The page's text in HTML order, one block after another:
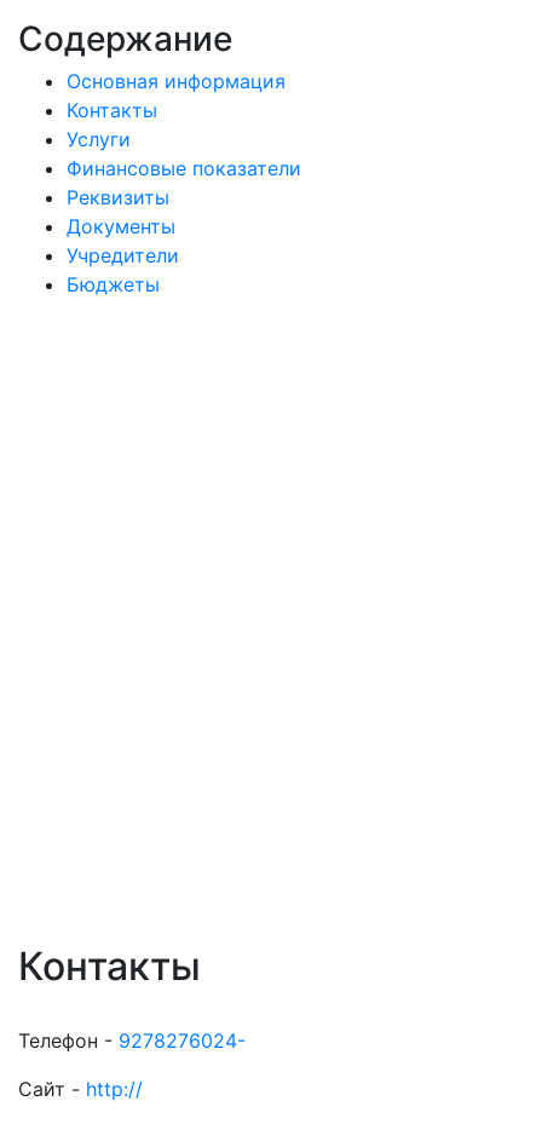
Содержание
Основная информация
Контакты
Услуги
Финансовые показатели
Реквизиты
Документы
Учредители
Бюджеты
Контакты
Телефон - 9278276024-
Сайт - http://